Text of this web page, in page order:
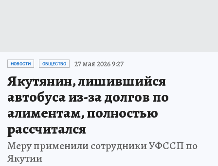
НОВОСТИ ОБЩЕСТВО 27 мая 2026 9:27
Якутянин, лишившийся
автобуса из-за долгов по
алиментам, полностью
рассчитался
Меру применили сотрудники УФССП по
Якутии